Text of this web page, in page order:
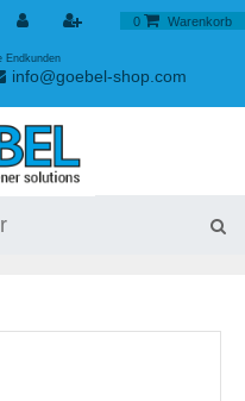
0 Warenkorb
info@goebel-shop.com
Endkunden